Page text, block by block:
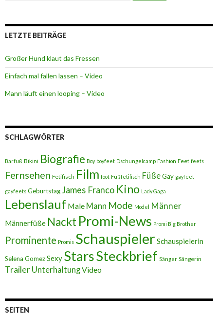
LETZTE BEITRÄGE
Großer Hund klaut das Fressen
Einfach mal fallen lassen – Video
Mann läuft einen looping – Video
SCHLAGWÖRTER
Barfuß Bikini Biografie Boy boyfeet Dschungelcamp Fashion Feet feets
Fernsehen Fetifisch Film foot Fußfetifisch FüßeGay gayfeet
gayfeets Geburtstag James Franco Kino Lady Gaga
Lebenslauf Male Mann Mode Model Männer
Männerfüße Nackt Promi-News Promi Big Brother
Prominente Promis Schauspieler Schauspielerin
Selena GomezSexy StarsSteckbrief Sänger Sängerin
Trailer UnterhaltungVideo
SEITEN